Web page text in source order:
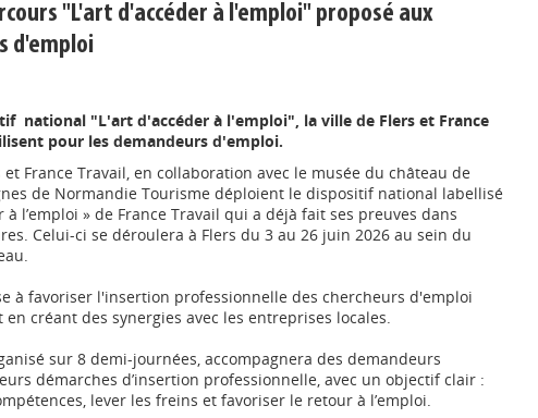
"L'art d'accéder à l'emploi" proposé aux
d'emploi
national "L'art d'accéder à l'emploi", la ville de Flers et France
pour les demandeurs d'emploi.
et France Travail, en collaboration avec le musée du château de
de Normandie Tourisme déploient le dispositif national labellisé
à l’emploi » de France Travail qui a déjà fait ses preuves dans
Celui-ci se déroulera à Flers du 3 au 26 juin 2026 au sein du
à favoriser l'insertion professionnelle des chercheurs d'emploi
créant des synergies avec les entreprises locales.
sur 8 demi-journées, accompagnera des demandeurs
démarches d’insertion professionnelle, avec un objectif clair :
lever les freins et favoriser le retour à l’emploi.